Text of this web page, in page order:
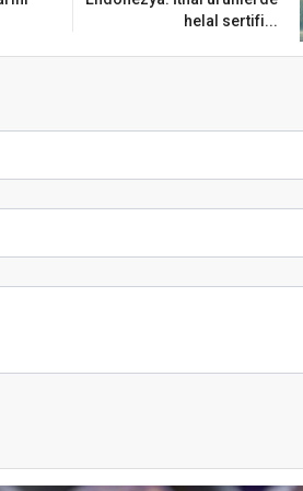
helal sertifi...